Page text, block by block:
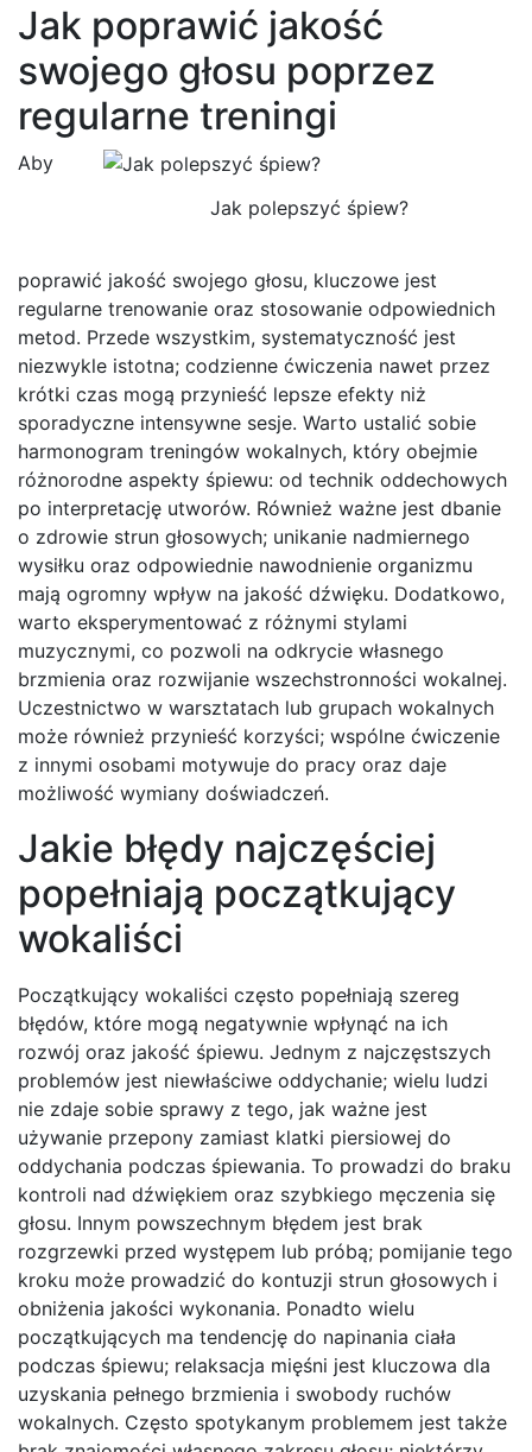
Jak poprawić jakość
swojego głosu poprzez
regularne treningi
Jak polepszyć śpiew?
Aby
poprawić jakość swojego głosu, kluczowe jest
regularne trenowanie oraz stosowanie odpowiednich
metod. Przede wszystkim, systematyczność jest
niezwykle istotna; codzienne ćwiczenia nawet przez
krótki czas mogą przynieść lepsze efekty niż
sporadyczne intensywne sesje. Warto ustalić sobie
harmonogram treningów wokalnych, który obejmie
różnorodne aspekty śpiewu: od technik oddechowych
po interpretację utworów. Również ważne jest dbanie
o zdrowie strun głosowych; unikanie nadmiernego
wysiłku oraz odpowiednie nawodnienie organizmu
mają ogromny wpływ na jakość dźwięku. Dodatkowo,
warto eksperymentować z różnymi stylami
muzycznymi, co pozwoli na odkrycie własnego
brzmienia oraz rozwijanie wszechstronności wokalnej.
Uczestnictwo w warsztatach lub grupach wokalnych
może również przynieść korzyści; wspólne ćwiczenie
z innymi osobami motywuje do pracy oraz daje
możliwość wymiany doświadczeń.
Jakie błędy najczęściej
popełniają początkujący
wokaliści
Początkujący wokaliści często popełniają szereg
błędów, które mogą negatywnie wpłynąć na ich
rozwój oraz jakość śpiewu. Jednym z najczęstszych
problemów jest niewłaściwe oddychanie; wielu ludzi
nie zdaje sobie sprawy z tego, jak ważne jest
używanie przepony zamiast klatki piersiowej do
oddychania podczas śpiewania. To prowadzi do braku
kontroli nad dźwiękiem oraz szybkiego męczenia się
głosu. Innym powszechnym błędem jest brak
rozgrzewki przed występem lub próbą; pomijanie tego
kroku może prowadzić do kontuzji strun głosowych i
obniżenia jakości wykonania. Ponadto wielu
początkujących ma tendencję do napinania ciała
podczas śpiewu; relaksacja mięśni jest kluczowa dla
uzyskania pełnego brzmienia i swobody ruchów
wokalnych. Często spotykanym problemem jest także